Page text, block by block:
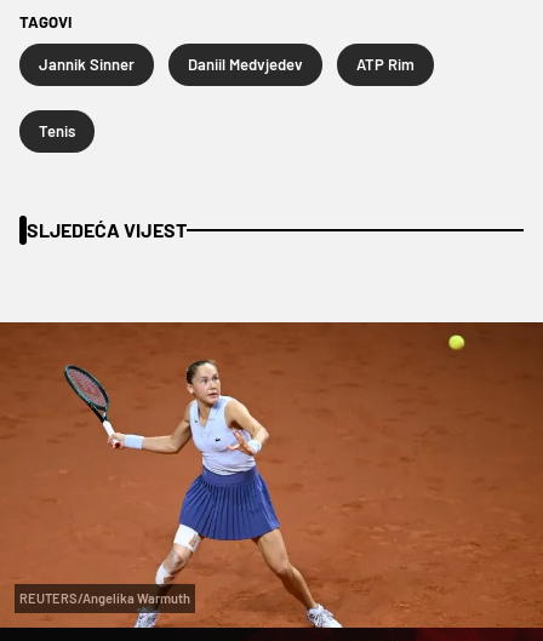
TAGOVI
Jannik Sinner Daniil Medvjedev ATP Rim
Tenis
SLJEDEĆA VIJEST
REUTERS/Angelika Warmuth